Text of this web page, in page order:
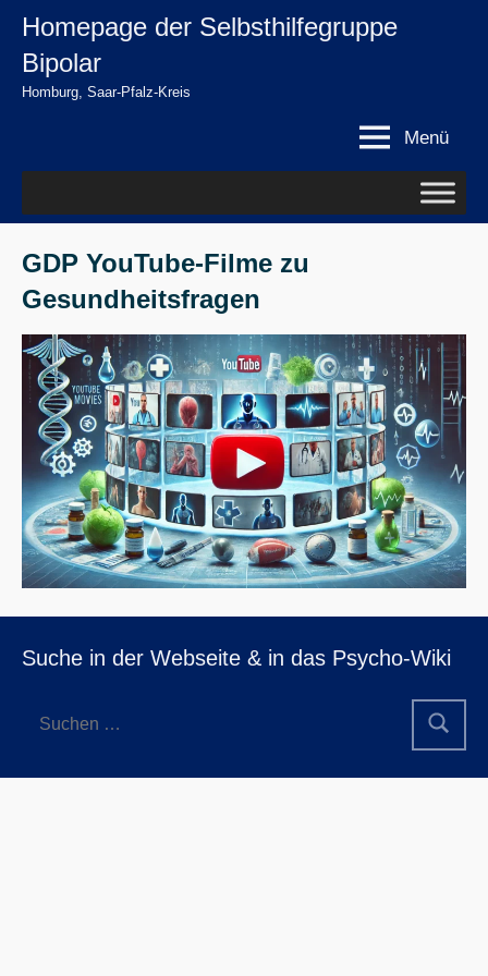
springen
Zum
springen
Homepage der Selbsthilfegruppe
Bipolar
Homburg, Saar-Pfalz-Kreis
Menü
GDP YouTube-Filme zu
Gesundheitsfragen
Suche in der Webseite & in das Psycho-Wiki